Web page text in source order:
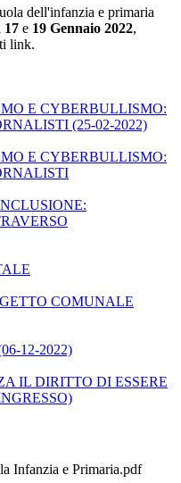
dell'infanzia e primaria
17 e 19 Gennaio 2022,
link.
E CYBERBULLISMO:
(25-02-2022)
E CYBERBULLISMO:
COMUNALE
12-2022)
IL DIRITTO DI ESSERE
Infanzia e Primaria.pdf